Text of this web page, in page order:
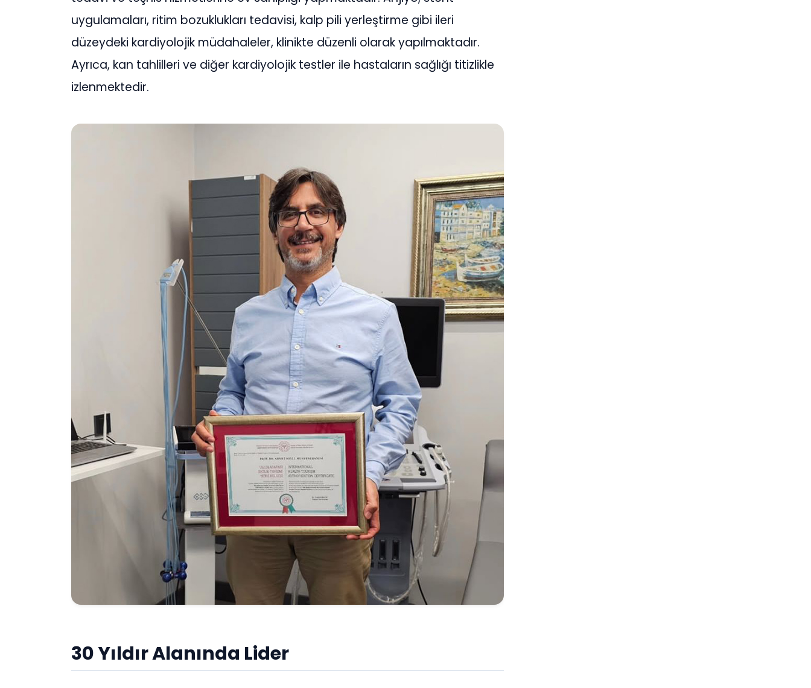
uygulamaları, ritim bozuklukları tedavisi, kalp pili yerleştirme gibi ileri
düzeydeki kardiyolojik müdahaleler, klinikte düzenli olarak yapılmaktadır.
Ayrıca, kan tahlilleri ve diğer kardiyolojik testler ile hastaların sağlığı titizlikle
izlenmektedir.
30 Yıldır Alanında Lider